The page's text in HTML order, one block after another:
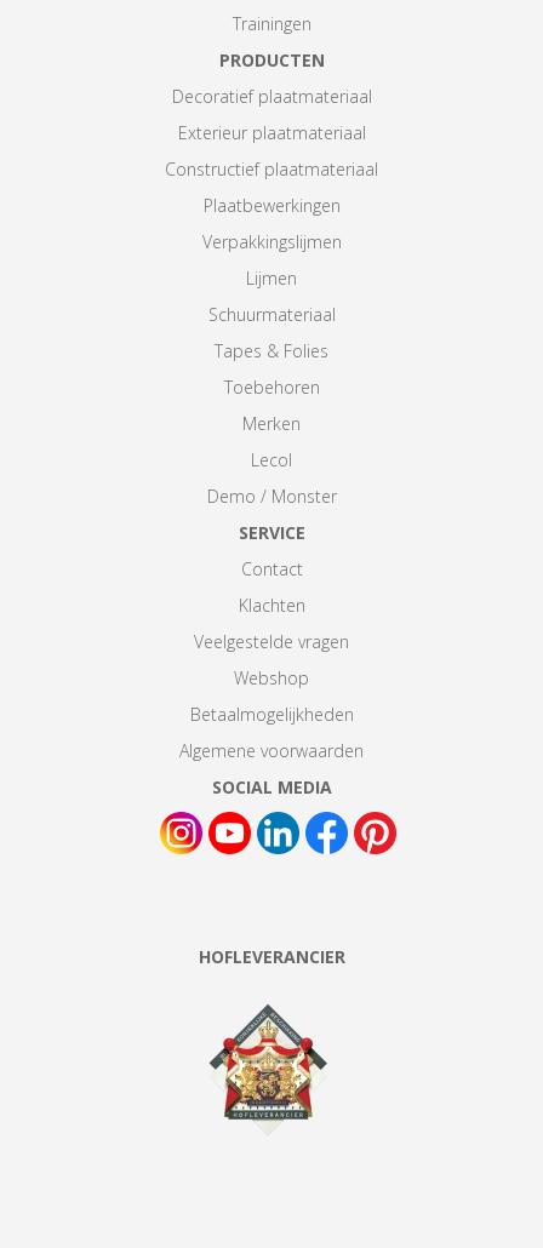
Trainingen
PRODUCTEN
Decoratief plaatmateriaal
Exterieur plaatmateriaal
Constructief plaatmateriaal
Plaatbewerkingen
Verpakkingslijmen
Lijmen
Schuurmateriaal
Tapes & Folies
Toebehoren
Merken
Lecol
Demo / Monster
SERVICE
Contact
Klachten
Veelgestelde vragen
Webshop
Betaalmogelijkheden
Algemene voorwaarden
SOCIAL MEDIA
HOFLEVERANCIER